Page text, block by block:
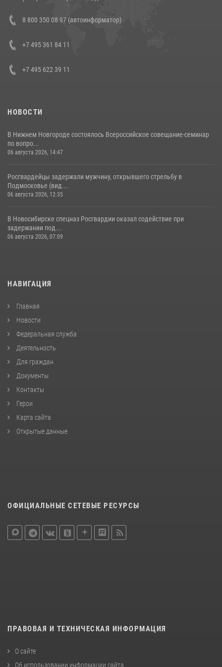
В Росгвардии прошла военно-научная конференция по обобщению
боевого опыта
8 800 350 08 97 (автоинформатор)
+7 495 361 84 11
+7 495 622 39 11
НОВОСТИ
В Нижнем Новгороде состоялось Всероссийское совещание-семинар
по вопро...
06 августа 2026, 14:47
Росгвардейцы задержали мужчину, открывшего стрельбу в
Подмосковье (вид...
06 августа 2026, 12:35
В Новосибирске спецназ Росгвардии оказал содействие при
задержании под...
06 августа 2026, 07:09
НАВИГАЦИЯ
Главная
Новости
Федеральная служба
Деятельность
Для граждан
Документы
Контакты
Герои
Карта сайта
Открытые данные
ОФИЦИАЛЬНЫЕ СЕТЕВЫЕ РЕСУРСЫ
ПРАВОВАЯ И ТЕХНИЧЕСКАЯ ИНФОРМАЦИЯ
О сайте
Об использовании информации сайта